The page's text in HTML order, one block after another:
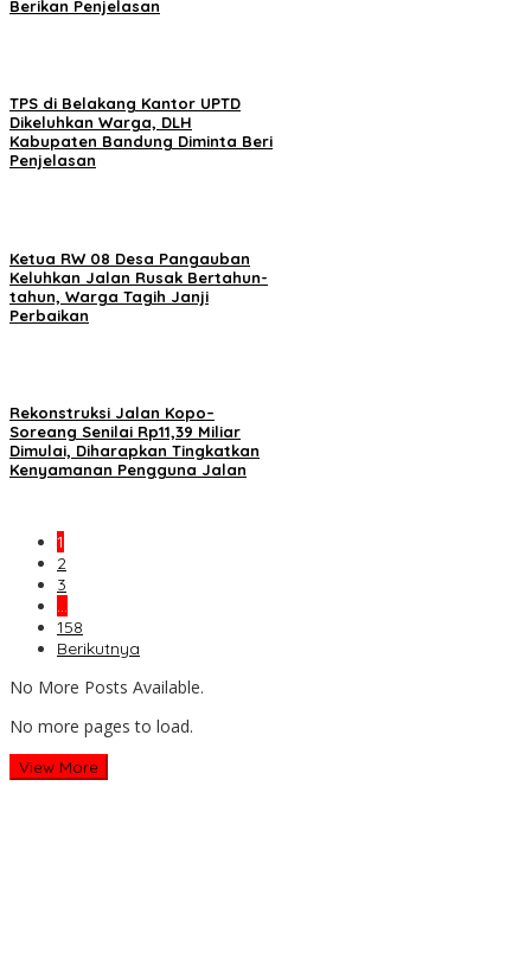
Berikan Penjelasan
TPS di Belakang Kantor UPTD
Dikeluhkan Warga, DLH
Kabupaten Bandung Diminta Beri
Penjelasan
Ketua RW 08 Desa Pangauban
Keluhkan Jalan Rusak Bertahun-
tahun, Warga Tagih Janji
Perbaikan
Rekonstruksi Jalan Kopo–
Soreang Senilai Rp11,39 Miliar
Dimulai, Diharapkan Tingkatkan
Kenyamanan Pengguna Jalan
1
2
3
…
158
Berikutnya
No More Posts Available.
No more pages to load.
View More